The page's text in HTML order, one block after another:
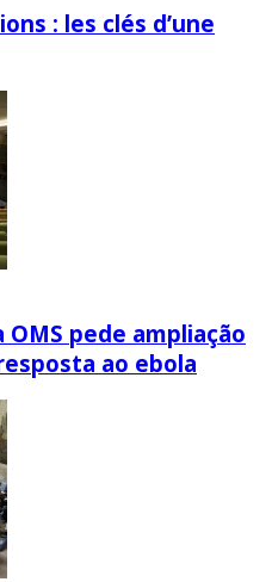
: les clés d’une
OMS pede ampliação
ao ebola